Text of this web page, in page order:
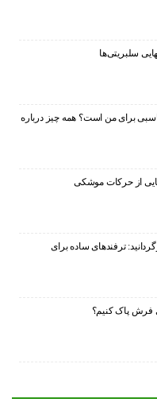
سلبریتی‌ها
برای من است؟ همه چیز درباره
از حرکات موشکی
ترفندهای ساده برای
فرش پاک کنیم؟